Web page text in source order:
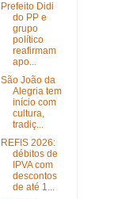
Prefeito Didi
do PP e
grupo
político
reafirmam
apo...
São João da
Alegria tem
início com
cultura,
tradiç...
REFIS 2026:
débitos de
IPVA com
descontos
de até 1...